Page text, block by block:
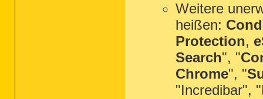
Weitere
heißen:
Protection,
Search", "
Chrome", "
"Incredibar",